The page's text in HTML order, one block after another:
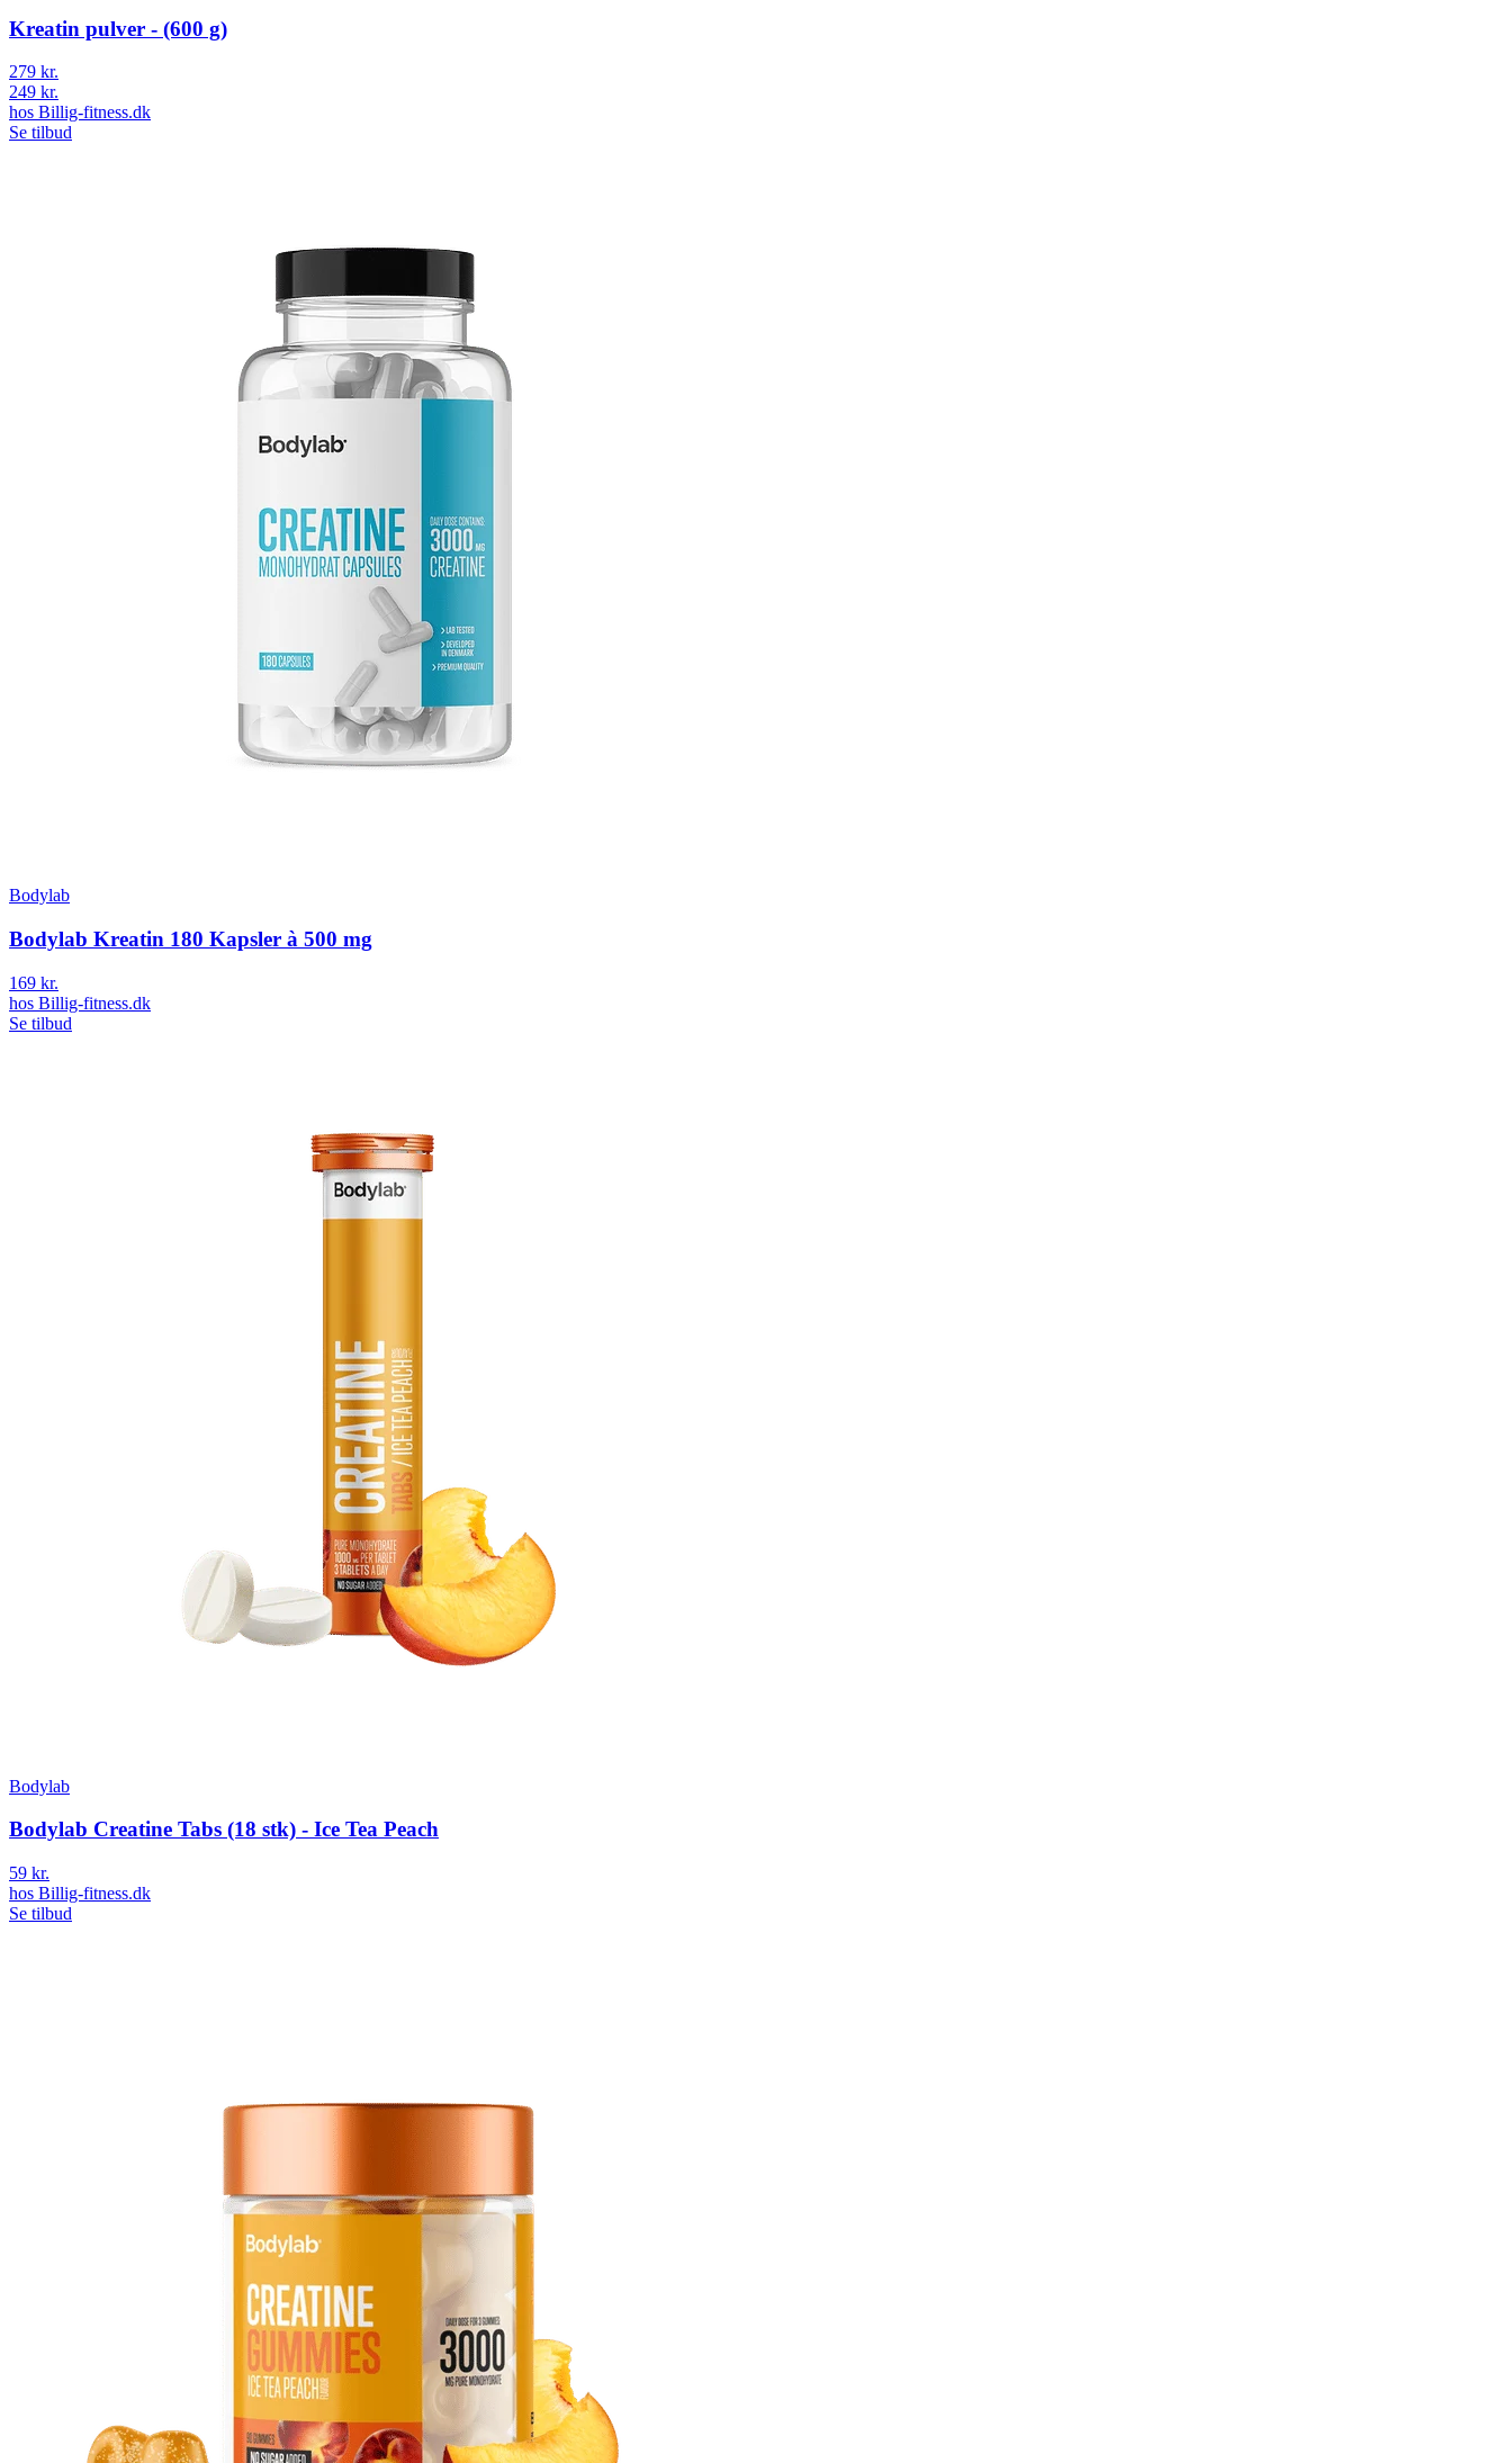
Kreatin pulver - (600 g)
279 kr.
249 kr.
hos Billig-fitness.dk
Se tilbud
Bodylab
Bodylab Kreatin 180 Kapsler à 500 mg
169 kr.
hos Billig-fitness.dk
Se tilbud
Bodylab
Bodylab Creatine Tabs (18 stk) - Ice Tea Peach
59 kr.
hos Billig-fitness.dk
Se tilbud